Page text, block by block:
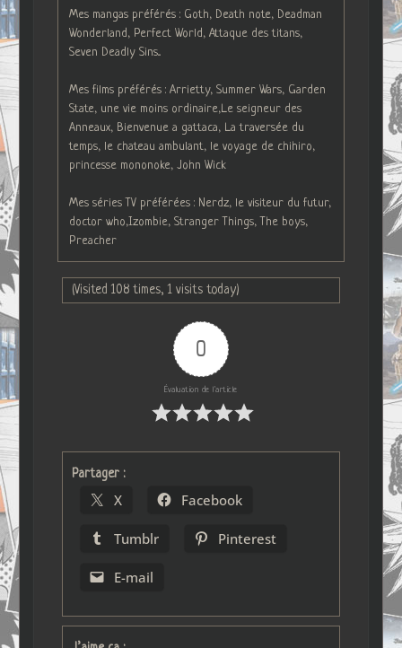
Mes mangas préférés : Goth, Death note, Deadman
Wonderland, Perfect World, Attaque des titans,
Seven Deadly Sins...
Mes films préférés : Arrietty, Summer Wars, Garden
State, une vie moins ordinaire,Le seigneur des
Anneaux, Bienvenue a gattaca, La traversée du
temps, le chateau ambulant, le voyage de chihiro,
princesse mononoke, John Wick
Mes séries TV préférées : Nerdz, le visiteur du futur,
doctor who,Izombie, Stranger Things, The boys,
Preacher
(Visited 108 times, 1 visits today)
0
Évaluation de l'article
Partager :
X Facebook
Tumblr Pinterest
E-mail